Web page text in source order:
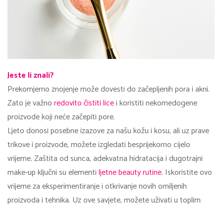
Jeste li znali?
Prekomjerno znojenje može dovesti do začepljenih pora i akni.
Zato je važnoredovito čistiti licei koristiti nekomedogene
proizvode koji neće začepiti pore.
Ljeto donosi posebne izazove za našu kožu i kosu, ali uz prave
trikove i proizvode, možete izgledati besprijekorno cijelo
vrijeme. Zaštita od sunca, adekvatna hidratacija i dugotrajni
make-up ključni su elementiljetne beauty rutine. Iskoristite ovo
vrijeme za eksperimentiranje i otkrivanje novih omiljenih
proizvoda i tehnika. Uz ove savjete, možete uživati u toplim